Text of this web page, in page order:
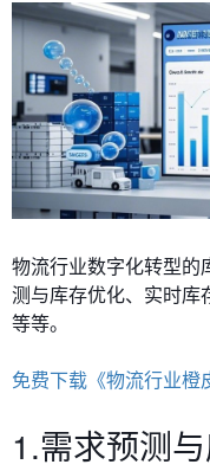
物流行业数字化转型的
测与库存优化、实时库
等等。
免费下载《物流行业橙
1.需求预测